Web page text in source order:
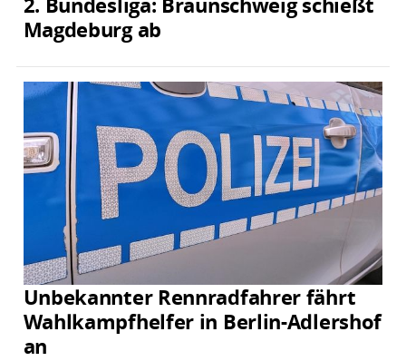
Magdeburg ab
Unbekannter Rennradfahrer fährt
Wahlkampfhelfer in Berlin-Adlershof
an